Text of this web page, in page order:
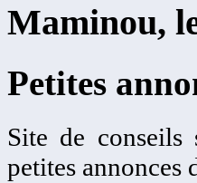
Maminou,
Petites
Site de
petites annonces